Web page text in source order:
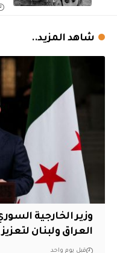
شاهد المزيد..
وزير الخارجية
العراق ولبنان
قبل يوم واحد